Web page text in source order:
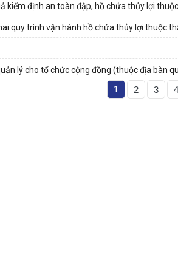
kiểm định an toàn đập, hồ chứa thủy lợi
quy trình vận hành hồ chứa thủy lợi thuộc
lý cho tổ chức cộng đồng (thuộc địa bàn
1 2 3 4